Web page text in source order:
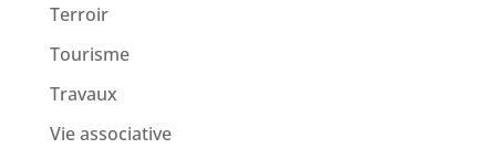
Terroir
Tourisme
Travaux
Vie associative